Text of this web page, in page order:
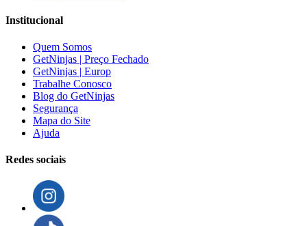
Institucional
Quem Somos
GetNinjas | Preço Fechado
GetNinjas | Europ
Trabalhe Conosco
Blog do GetNinjas
Segurança
Mapa do Site
Ajuda
Redes sociais